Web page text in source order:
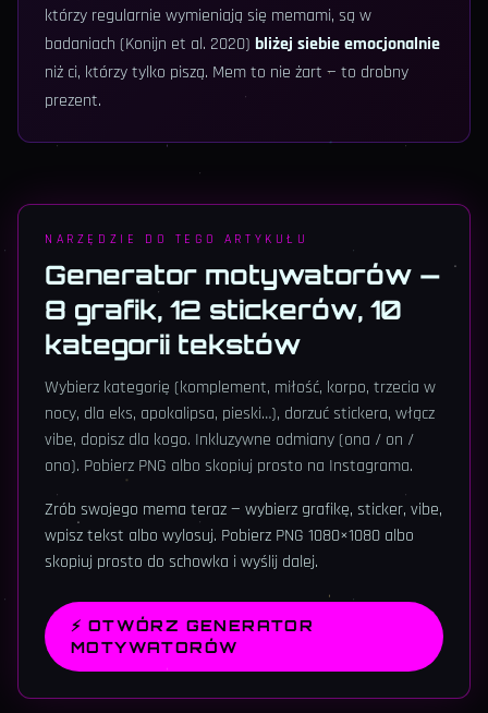
którzy regularnie wymieniają się memami, są w
badaniach (Konijn et al. 2020) bliżej siebie emocjonalnie
niż ci, którzy tylko piszą. Mem to nie żart — to drobny
prezent.
NARZĘDZIE DO TEGO ARTYKUŁU
Generator motywatorów —
8 grafik, 12 stickerów, 10
kategorii tekstów
Wybierz kategorię (komplement, miłość, korpo, trzecia w
nocy, dla eks, apokalipsa, pieski…), dorzuć stickera, włącz
vibe, dopisz dla kogo. Inkluzywne odmiany (ona / on /
ono). Pobierz PNG albo skopiuj prosto na Instagrama.
Zrób swojego mema teraz — wybierz grafikę, sticker, vibe,
wpisz tekst albo wylosuj. Pobierz PNG 1080×1080 albo
skopiuj prosto do schowka i wyślij dalej.
⚡ OTWÓRZ GENERATOR
MOTYWATORÓW